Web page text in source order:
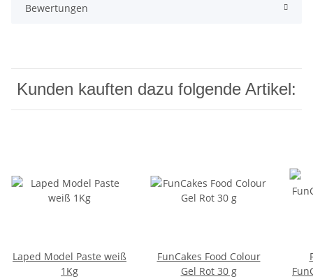
Bewertungen
Kunden kauften dazu folgende Artikel:
Laped Model Paste weiß
1Kg
FunCakes Food Colour
Gel Rot 30 g